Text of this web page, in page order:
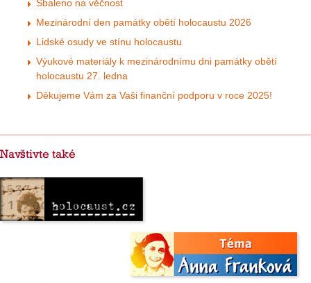
Sbaleno na věčnost
Mezinárodní den památky obětí holocaustu 2026
Lidské osudy ve stínu holocaustu
Výukové materiály k mezinárodnímu dni památky obětí
holocaustu 27. ledna
Děkujeme Vám za Vaši finanční podporu v roce 2025!
Navštivte také